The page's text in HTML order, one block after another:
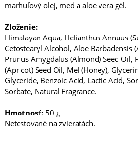
marhuľový olej, med a aloe vera gél.
Zloženie:
Himalayan Aqua, Helianthus Annuus
Cetostearyl Alcohol, Aloe Barbadensis
Prunus Amygdalus (Almond) Seed Oil,
(Apricot) Seed Oil, Mel (Honey),
Glyceride, Benzoic Acid, Lactic Acid,
Sorbate, Natural Fragrance.
Hmotnosť: 50 g
Netestované na zvieratách.